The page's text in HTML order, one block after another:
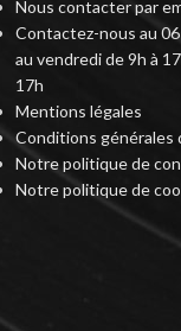
Nous contacter par
Contactez-nous au
au vendredi de 9h à
17h
Mentions légales
Conditions générales
Notre politique de
Notre politique de